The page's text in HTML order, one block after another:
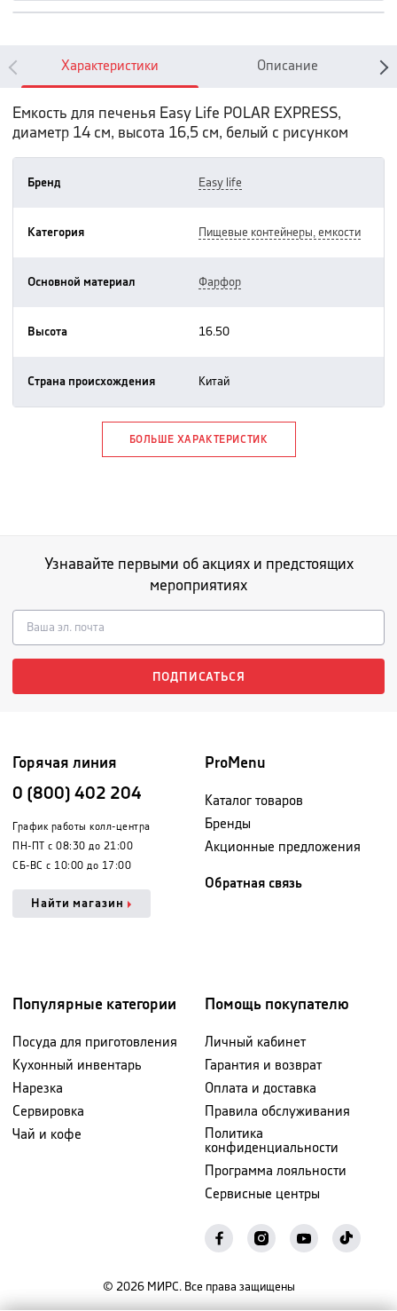
Характеристики Описание
Емкость для печенья Easy Life POLAR EXPRESS,
диаметр 14 см, высота 16,5 см, белый с рисунком
Бренд easy life
Категория пищевые контейнеры, емкости
Основной материал фарфор
Высота 16.50
Страна происхождения китай
БОЛЬШЕ ХАРАКТЕРИСТИК
Узнавайте первыми об акциях и предстоящих
мероприятиях
ПОДПИСАТЬСЯ
Горячая линия
0 (800) 402 204
График работы колл-центра
ПН-ПТ с 08:30 до 21:00
СБ-ВС с 10:00 до 17:00
Найти магазин
ProMenu
Каталог товаров
Бренды
Акционные предложения
Обратная связь
Популярные категории
Посуда для приготовления
Кухонный инвентарь
Нарезка
Сервировка
Чай и кофе
Помощь покупателю
Личный кабинет
Гарантия и возврат
Оплата и доставка
Правила обслуживания
Политика
конфиденциальности
Программа лояльности
Сервисные центры
© 2026 МИРС. Все права защищены